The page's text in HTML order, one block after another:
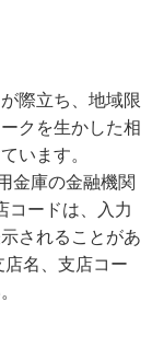
際立ち、地域限
クを生かした相
います。
金庫の金融機関
コードは、入力
されることがあ
店名、支店コー